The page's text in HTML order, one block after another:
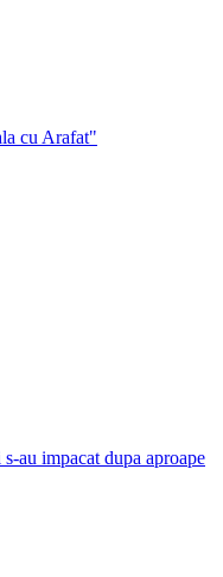
cu Arafat"
au impacat dupa aproape